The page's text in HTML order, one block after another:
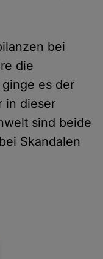
bei
die
es der
in dieser
sind beide
Skandalen